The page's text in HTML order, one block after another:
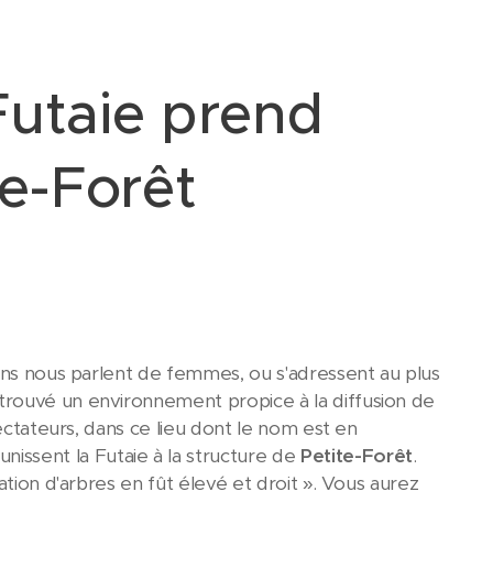
prend
Forêt
nous parlent de femmes, ou s'adressent au plus
un environnement propice à la diffusion de
dans ce lieu dont le nom est en
la Futaie à la structure de Petite-Forêt.
d'arbres en fût élevé et droit ». Vous aurez